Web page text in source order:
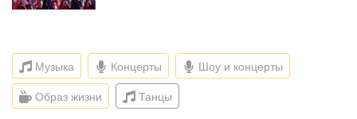
Музыка Концерты Шоу и концерты
Образ жизни Танцы